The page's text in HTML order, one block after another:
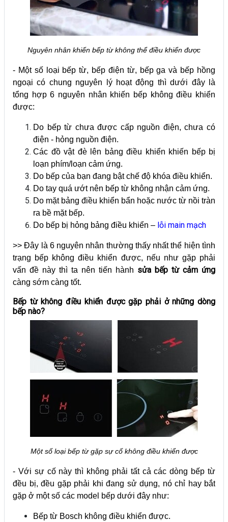
Nguyên nhân khiến bếp từ không thể điều khiển được
- Một số loại bếp từ, bếp điện từ, bếp ga và bếp hồng
ngoại có chung nguyên lý hoạt động thì dưới đây là
tổng hợp 6 nguyên nhân khiến bếp không điều khiển
được:
Do bếp từ chưa được cấp nguồn điện, chưa có
điện - hỏng nguồn điện.
Các đồ vật đè lên bảng điều khiển khiến bếp bị
loạn phím/loạn cảm ứng.
Do bếp của bạn đang bật chế độ khóa điều khiển.
Do tay quá ướt nên bếp từ không nhận cảm ứng.
Do mặt bảng điều khiển bẩn hoặc nước từ nồi tràn
ra bề mặt bếp.
Do bếp bị hỏng bảng điều khiển – lỗi main mạch
>> Đây là 6 nguyên nhân thường thấy nhất thể hiện tình
trạng bếp không điều khiển được, nếu như gặp phải
vấn đề này thì ta nên tiến hành sửa bếp từ cảm ứng
càng sớm càng tốt.
Bếp từ không điều khiển được gặp phải ở những dòng
bếp nào?
Một số loại bếp từ gặp sự cố không điều khiển được
- Với sự cố này thì không phải tất cả các dòng bếp từ
đều bị, đều gặp phải khi đang sử dụng, nó chỉ hay bắt
gặp ở một số các model bếp dưới đây như:
Bếp từ Bosch không điều khiển được.